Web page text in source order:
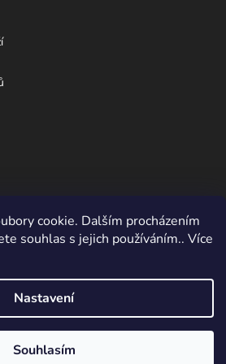
cookie. Dalším procházením
souhlas s jejich používáním.. Více
Nastavení
Souhlasím. Všechna práva vyhrazena.